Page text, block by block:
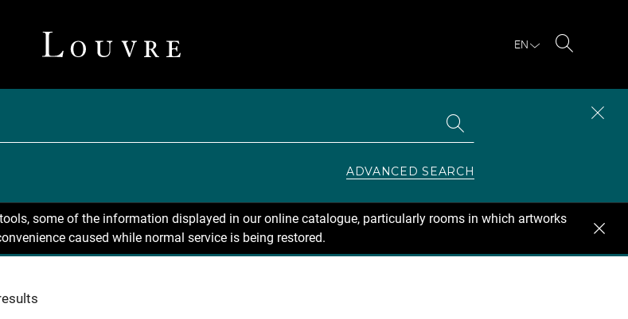
EN
ADVANCED SEARCH
some of the information displayed in our online catalogue, particularly rooms in which artworks
caused while normal service is being restored.